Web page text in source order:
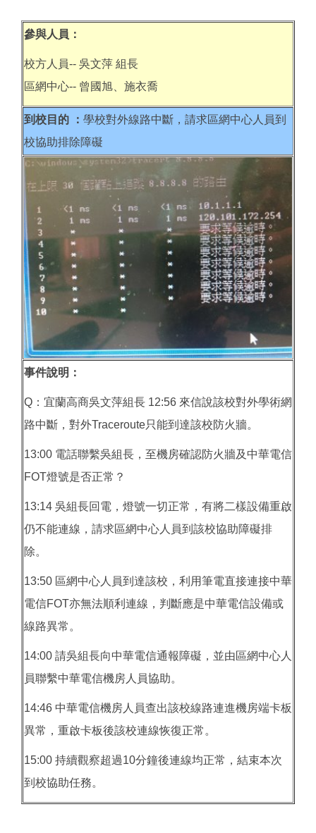
參與人員：
校方人員-- 吳文萍 組長
區網中心-- 曾國旭、施衣喬
到校目的 ： 學校對外線路中斷，請求區網中心人員到
校協助排除障礙
事件說明：
Q：宜蘭高商吳文萍組長 12:56 來信說該校對外學術網
路中斷，對外Traceroute只能到達該校防火牆。
13:00 電話聯繫吳組長，至機房確認防火牆及中華電信
FOT燈號是否正常？
13:14 吳組長回電，燈號一切正常，有將二樣設備重啟
仍不能連線，請求區網中心人員到該校協助障礙排
除。
13:50 區網中心人員到達該校，利用筆電直接連接中華
電信FOT亦無法順利連線，判斷應是中華電信設備或
線路異常。
14:00 請吳組長向中華電信通報障礙，並由區網中心人
員聯繫中華電信機房人員協助。
14:46 中華電信機房人員查出該校線路連進機房端卡板
異常，重啟卡板後該校連線恢復正常。
15:00 持續觀察超過10分鐘後連線均正常，結束本次
到校協助任務。